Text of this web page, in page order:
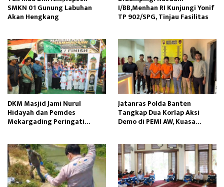
SMKN 01 Gunung Labuhan
Akan Hengkang
I/BB,Menhan RI Kunjungi Yonif
TP 902/SPG, Tinjau Fasilitas
DKM Masjid Jami Nurul
Hidayah dan Pemdes
Mekargading Peringati
Jatanras Polda Banten
Tangkap Dua Korlap Aksi
Demo di PEMI AW, Kuasa